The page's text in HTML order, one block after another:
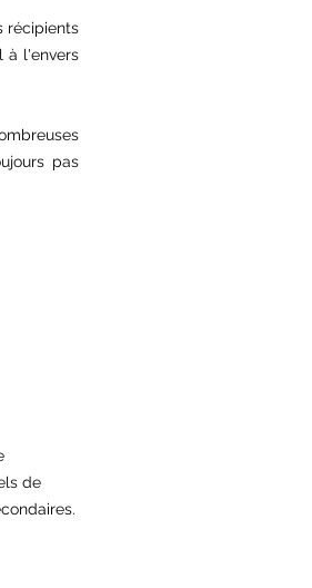
récipients
à l'envers
pas
de